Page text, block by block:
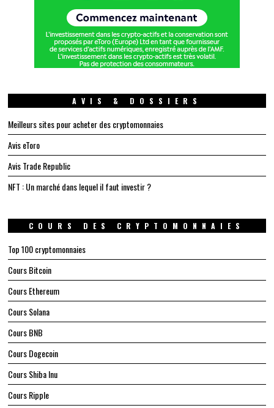
AVIS & DOSSIERS
Meilleurs sites pour acheter des cryptomonnaies
Avis eToro
Avis Trade Republic
NFT : Un marché dans lequel il faut investir ?
COURS DES CRYPTOMONNAIES
Top 100 cryptomonnaies
Cours Bitcoin
Cours Ethereum
Cours Solana
Cours BNB
Cours Dogecoin
Cours Shiba Inu
Cours Ripple